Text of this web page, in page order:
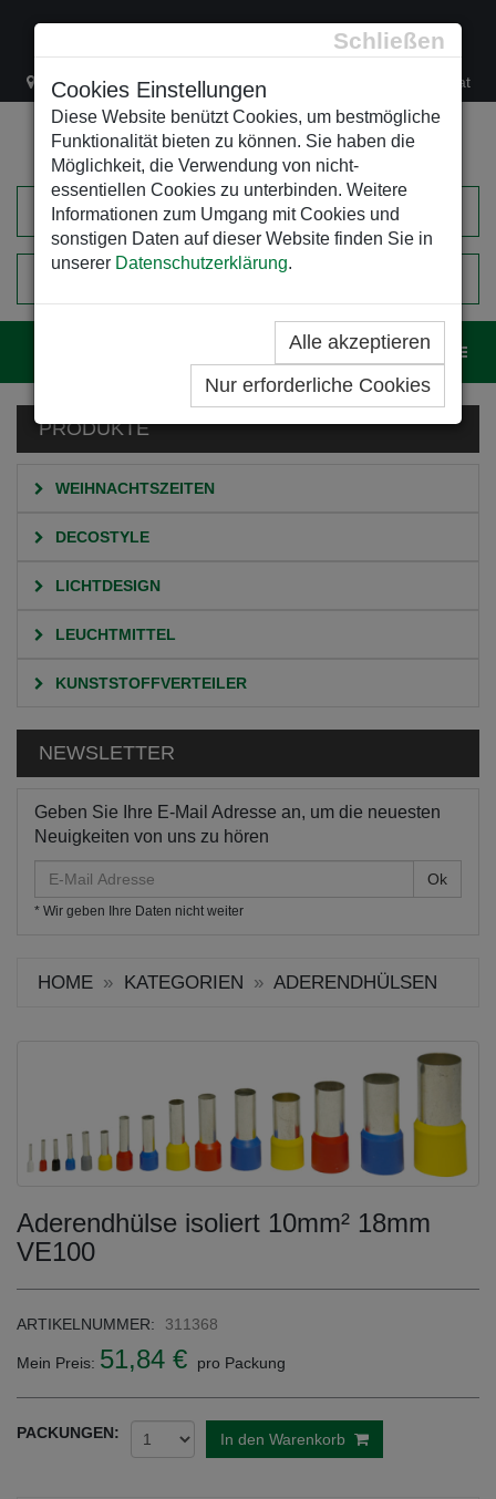
Schließen
Cookies Einstellungen
Diese Website benützt Cookies, um bestmögliche
Funktionalität bieten zu können. Sie haben die
Möglichkeit, die Verwendung von nicht-
essentiellen Cookies zu unterbinden. Weitere
Informationen zum Umgang mit Cookies und
sonstigen Daten auf dieser Website finden Sie in
unserer Datenschutzerklärung.
Alle akzeptieren
Nur erforderliche Cookies
Lacknergasse 78 +43/1/470 37 00 office@leso.at
EINKAUFSWAGEN
PRODUKTE
WEIHNACHTSZEITEN
DECOSTYLE
LICHTDESIGN
LEUCHTMITTEL
KUNSTSTOFFVERTEILER
NEWSLETTER
Geben Sie Ihre E-Mail Adresse an, um die neuesten
Neuigkeiten von uns zu hören
Mail
Adresse
* Wir geben Ihre Daten nicht weiter
HOME KATEGORIEN ADERENDHÜLSEN
Aderendhülse isoliert 10mm² 18mm
VE100
ARTIKELNUMMER: 311368
Mein Preis: 51,84 € pro Packung
PACKUNGEN: In den Warenkorb